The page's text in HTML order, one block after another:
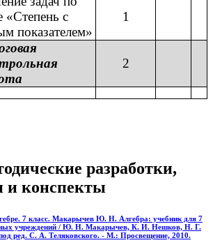
«Степень с
показателем»
1
2
разработки,
и конспекты
7 класс. Макарычев Ю. Н. Алгебра: учебник для 7
учреждений / Ю. Н. Макарычев, К. И. Нешков, Н. Г.
ред. С. А. Теляковского. - М.: Просвещение, 2010.